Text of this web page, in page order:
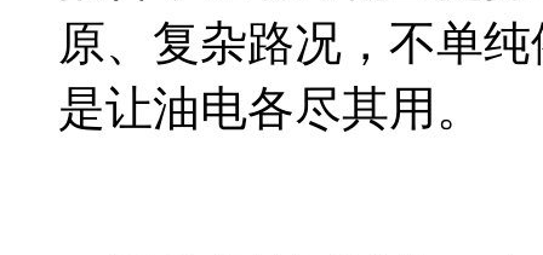
原、复杂路况，不单
是让油电各尽其用。